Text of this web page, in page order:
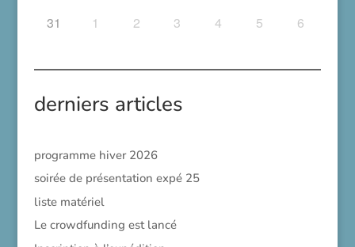
31 1 2 3 4 5 6
derniers articles
programme hiver 2026
soirée de présentation expé 25
liste matériel
Le crowdfunding est lancé